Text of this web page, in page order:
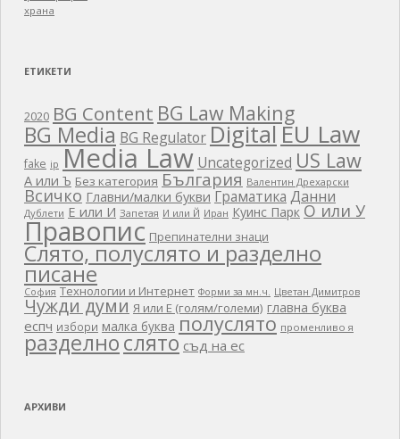
храна
ЕТИКЕТИ
2020 BG Content BG Law Making
BG Media BG RegulatorDigitalEU Law
fake ip Media Law Uncategorized US Law
А или Ъ Без категория България Валентин Дрехарски
Всичко Главни/малки букви Граматика Данни
Дублети Е или И Запетая И или Й Иран Куинс Парк О или У
Правопис Препинателни знаци
Слято, полуслято и разделно
писане
София Технологии и Интернет Форми за мн.ч. Цветан Димитров
Чужди думи Я или Е (голям/големи) главна буква
еспч избори малка буква полуслято променливо я
разделнослято съд на ес
АРХИВИ